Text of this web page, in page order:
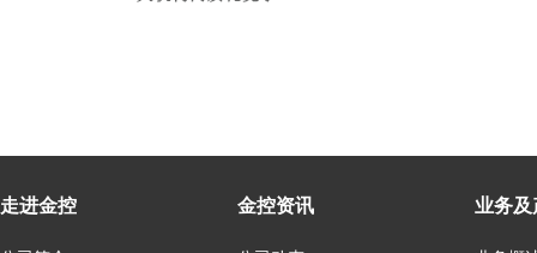
走进金控 金控资讯 业务及